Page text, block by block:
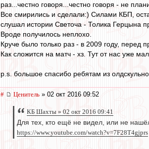
раз...честно говоря...честно говоря - не
Все смирились и сделали:) Силами КБП,
слушал истории Светоча - Толика Герцына
Вроде получилось неплохо.
Круче было только раз - в 2009 году, перед
Как сложится на матч - хз. Тут от нас уже
p.s. большое спасибо ребятам из
# Ценитель » 02 окт 2016 09:52
КБ Шахты » 02 окт 2016 09:41
Для тех, кто ещё не видел, или не
https://www.youtube.com/watch?v=7F28T4gjprs